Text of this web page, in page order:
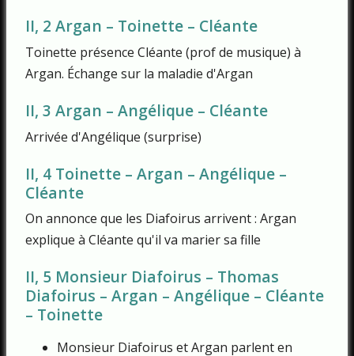
II, 2 Argan – Toinette – Cléante
Toinette présence Cléante (prof de musique) à
Argan. Échange sur la maladie d'Argan
II, 3 Argan – Angélique – Cléante
Arrivée d'Angélique (surprise)
II, 4 Toinette – Argan – Angélique –
Cléante
On annonce que les Diafoirus arrivent : Argan
explique à Cléante qu'il va marier sa fille
II, 5 Monsieur Diafoirus – Thomas
Diafoirus – Argan – Angélique – Cléante
– Toinette
Monsieur Diafoirus et Argan parlent en